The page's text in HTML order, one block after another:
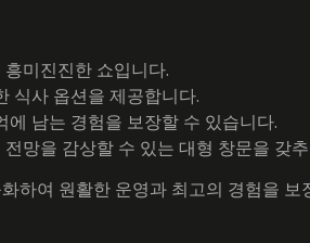
미진진한 쇼입니다.
식사 옵션을 제공합니다.
남는 경험을 보장할 수 있습니다.
망을 감상할 수 있는 대형 창문을 갖
하여 원활한 운영과 최고의 경험을